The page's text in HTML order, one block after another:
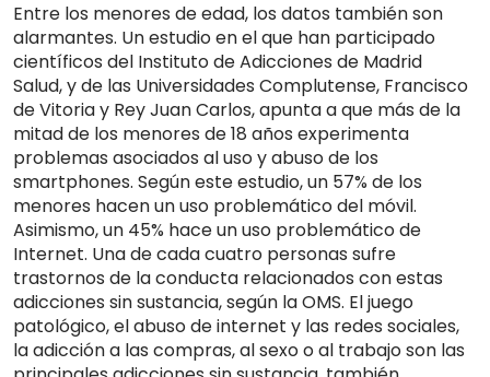
Entre los menores de edad, los datos también son
alarmantes. Un estudio en el que han participado
científicos del Instituto de Adicciones de Madrid
Salud, y de las Universidades Complutense, Francisco
de Vitoria y Rey Juan Carlos, apunta a que más de la
mitad de los menores de 18 años experimenta
problemas asociados al uso y abuso de los
smartphones. Según este estudio, un 57% de los
menores hacen un uso problemático del móvil.
Asimismo, un 45% hace un uso problemático de
Internet. Una de cada cuatro personas sufre
trastornos de la conducta relacionados con estas
adicciones sin sustancia, según la OMS. El juego
patológico, el abuso de internet y las redes sociales,
la adicción a las compras, al sexo o al trabajo son las